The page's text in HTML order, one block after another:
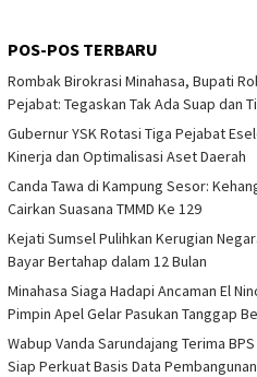
POS-POS TERBARU
Rombak Birokrasi Minahasa, Bupati
Pejabat: Tegaskan Tak Ada Suap dan
Gubernur YSK Rotasi Tiga Pejabat
Kinerja dan Optimalisasi Aset Daerah
Canda Tawa di Kampung Sesor:
Cairkan Suasana TMMD Ke 129
Kejati Sumsel Pulihkan Kerugian
Bayar Bertahap dalam 12 Bulan
Minahasa Siaga Hadapi Ancaman El
Pimpin Apel Gelar Pasukan Tanggap
Wabup Vanda Sarundajang Terima
Siap Perkuat Basis Data Pembangunan